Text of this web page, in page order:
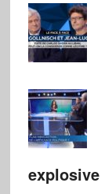
explosive